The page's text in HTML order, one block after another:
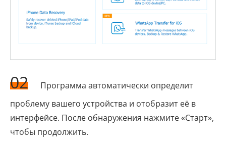
02
Программа автоматически определит
проблему вашего устройства и отобразит её в
интерфейсе. После обнаружения нажмите «Старт»,
чтобы продолжить.